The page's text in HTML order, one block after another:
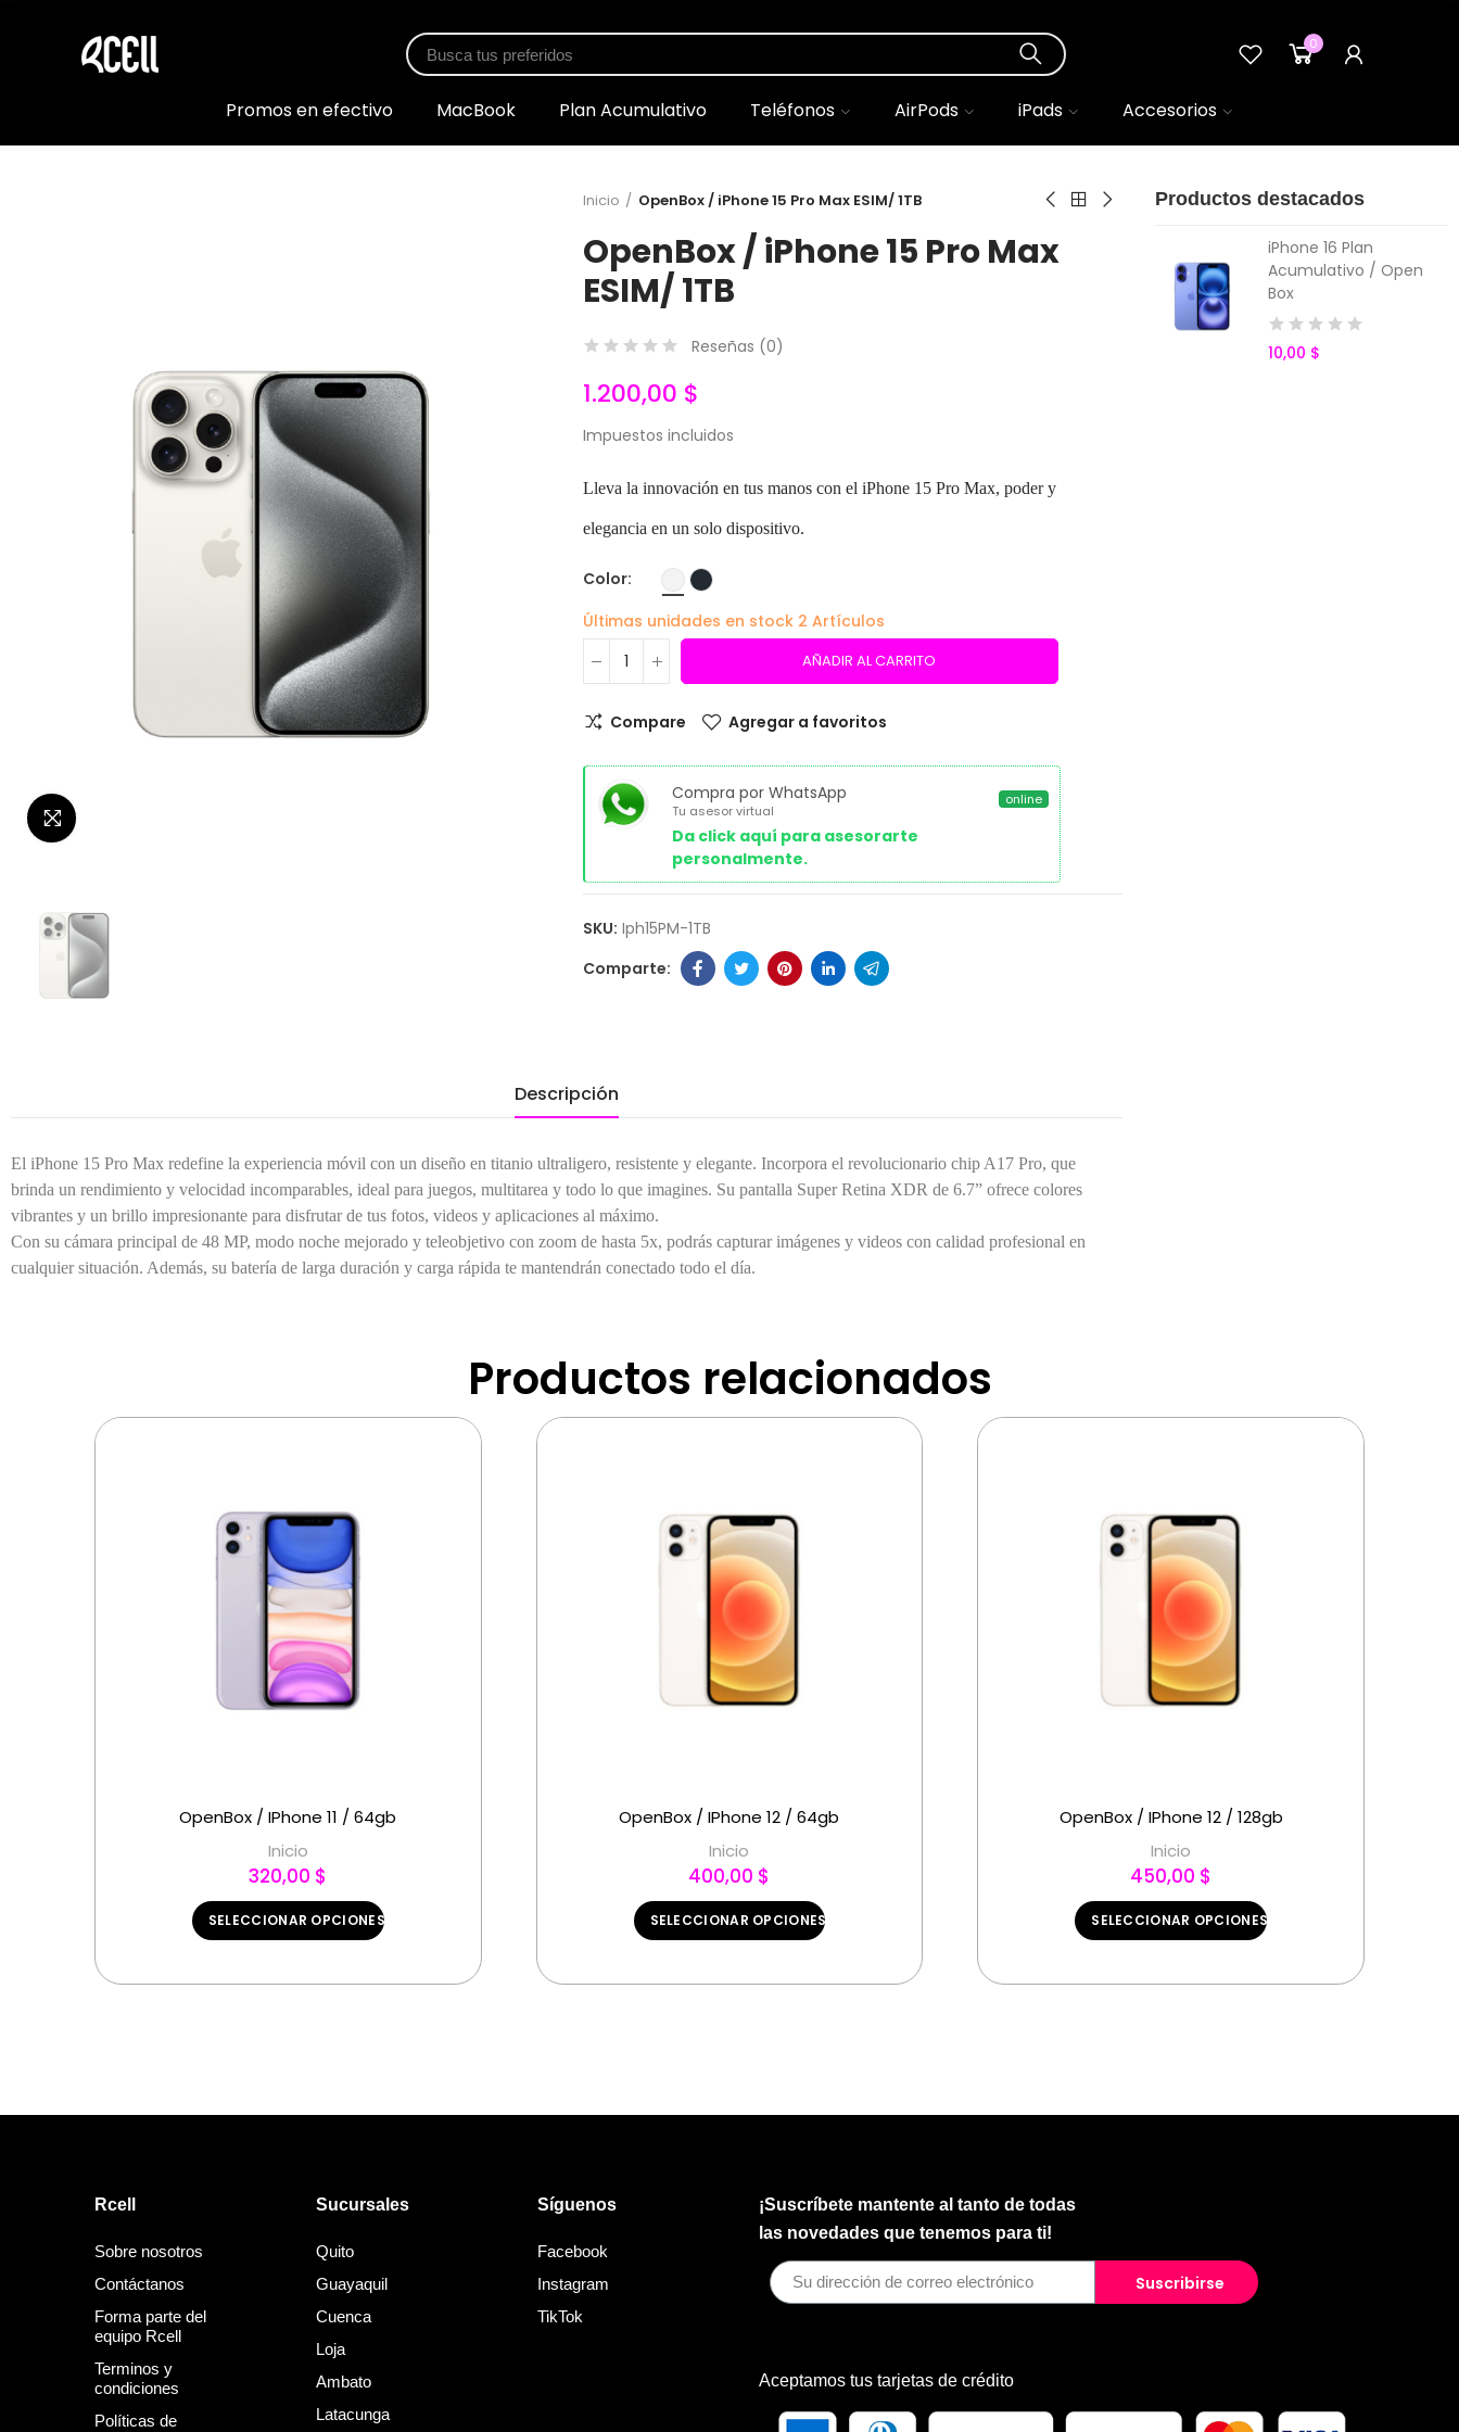
0
Promos en efectivo MacBook Plan Acumulativo Teléfonos AirPods iPads Accesorios
Inicio OpenBox / iPhone 15 Pro Max ESIM/ 1TB
OpenBox / iPhone 15 Pro Max
ESIM/ 1TB
Reseñas (0)
1.200,00 $
Impuestos incluidos
Lleva la innovación en tus manos con el iPhone 15 Pro Max, poder y
elegancia en un solo dispositivo.
Color
Últimas unidades en stock 2 Artículos
AÑADIR AL CARRITO
Compare Agregar a favoritos
Compra por WhatsApp
Tu asesor virtual
Da click aquí para asesorarte
personalmente.
online
SKU: Iph15PM-1TB
Descripción
El iPhone 15 Pro Max redefine la experiencia móvil con un diseño en titanio ultraligero, resistente y elegante. Incorpora el revolucionario chip A17 Pro, que
brinda un rendimiento y velocidad incomparables, ideal para juegos, multitarea y todo lo que imagines. Su pantalla Super Retina XDR de 6.7” ofrece colores
vibrantes y un brillo impresionante para disfrutar de tus fotos, videos y aplicaciones al máximo.
Con su cámara principal de 48 MP, modo noche mejorado y teleobjetivo con zoom de hasta 5x, podrás capturar imágenes y videos con calidad profesional en
cualquier situación. Además, su batería de larga duración y carga rápida te mantendrán conectado todo el día.
Productos destacados
iPhone 16 Plan
Acumulativo / Open
Box
10,00 $
Productos relacionados
OpenBox / IPhone 11 / 64gb
Inicio
320,00 $
SELECCIONAR OPCIONES
OpenBox / IPhone 12 / 64gb
Inicio
400,00 $
SELECCIONAR OPCIONES
OpenBox / IPhone 12 / 128gb
Inicio
450,00 $
SELECCIONAR OPCIONES
Rcell
Sobre nosotros
Contáctanos
Forma parte del
equipo Rcell
Terminos y
condiciones
Políticas de
Sucursales
Quito
Guayaquil
Cuenca
Loja
Ambato
Latacunga
Síguenos
Facebook
Instagram
TikTok
¡Suscríbete mantente al tanto de todas
las novedades que tenemos para ti!
Suscribirse
Aceptamos tus tarjetas de crédito